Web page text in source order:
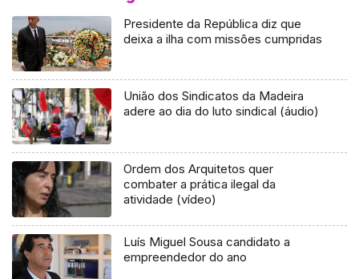
Presidente da República diz que
deixa a ilha com missões cumpridas
União dos Sindicatos da Madeira
adere ao dia do luto sindical (áudio)
Ordem dos Arquitetos quer
combater a prática ilegal da
atividade (vídeo)
Luís Miguel Sousa candidato a
empreendedor do ano